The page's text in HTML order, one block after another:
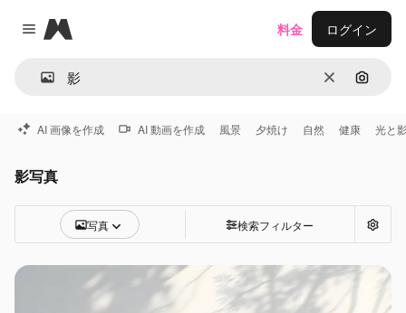
Close menu
Magnific
消去 画像で
料金 ログイン
AI 画像を作成 AI 動画を作成 風景 夕焼け 自然 健康 光と
影写真
写真 検索フィルター